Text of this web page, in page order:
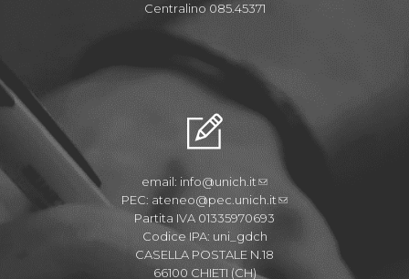
Centralino 085.45371
email: info@unich.it
PEC: ateneo@pec.unich.it
Partita IVA 01335970693
Codice IPA: uni_gdch
CASELLA POSTALE N.18
66100 CHIETI (CH)